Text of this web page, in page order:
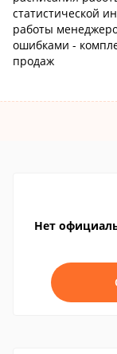
статистической
работы
ошибками -
продаж
Нет